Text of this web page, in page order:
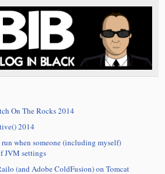
On The Rocks 2014
2014
when someone (including myself)
JVM settings
(and Adobe ColdFusion) on Tomcat